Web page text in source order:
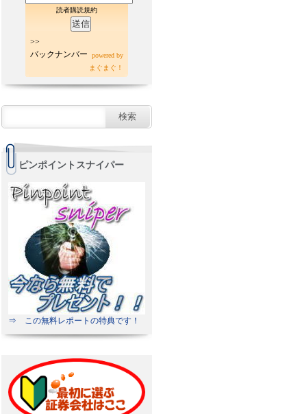
読者購読規約
>>
バックナンバー
powered by
まぐまぐ！
ピンポイントスナイパー
⇒ この無料レポートの特典です！